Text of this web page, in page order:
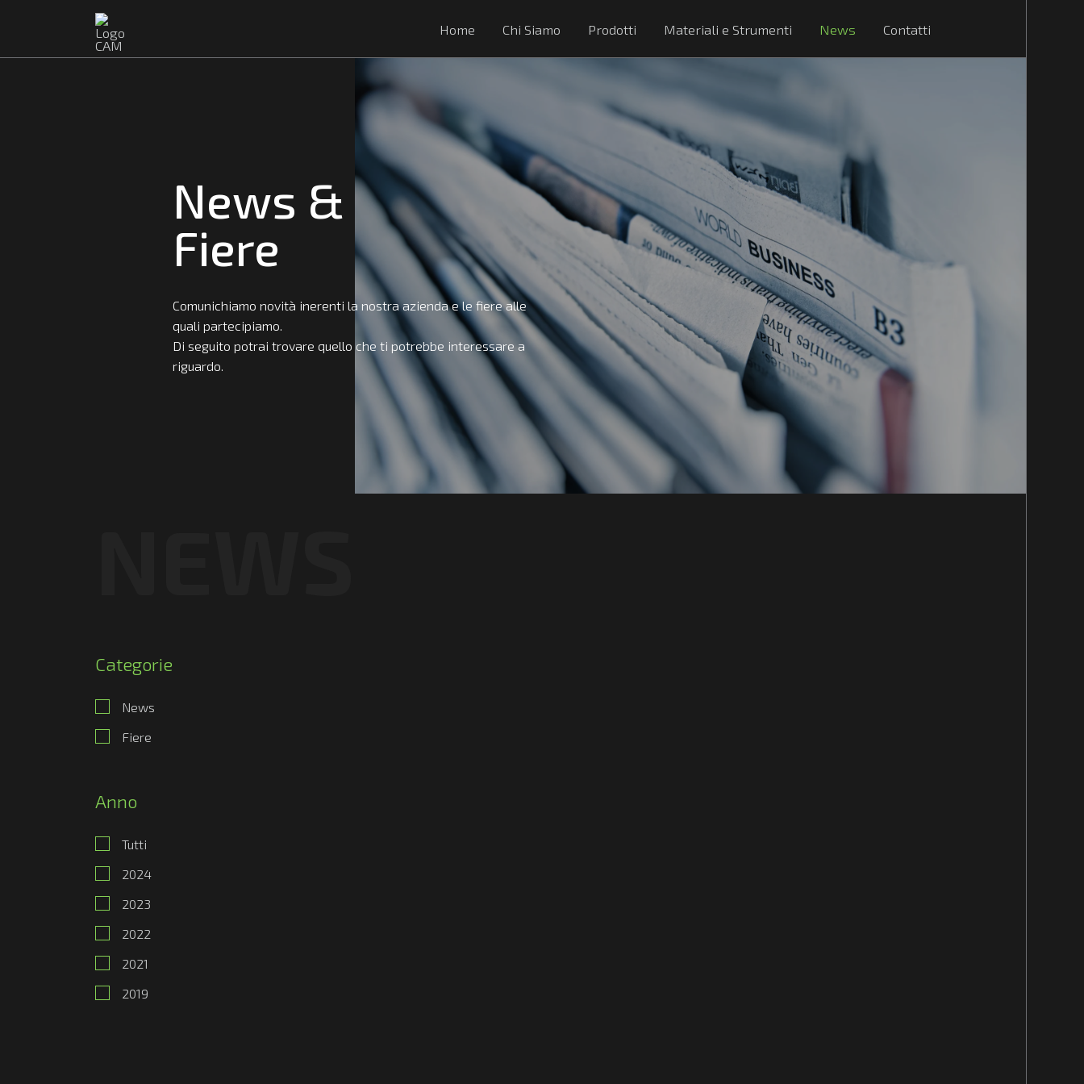
Home Chi Siamo Prodotti Materiali e Strumenti News Contatti
News &
Fiere
Comunichiamo novità inerenti la nostra azienda e le fiere alle
quali partecipiamo.
Di seguito potrai trovare quello che ti potrebbe interessare a
riguardo.
Categorie
News
Fiere
Anno
Tutti
2024
2023
2022
2021
2019